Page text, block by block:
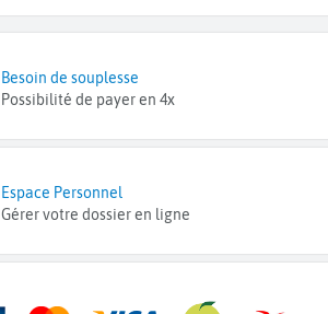
Besoin de souplesse
Possibilité de payer en 4x
Espace Personnel
Gérer votre dossier en ligne